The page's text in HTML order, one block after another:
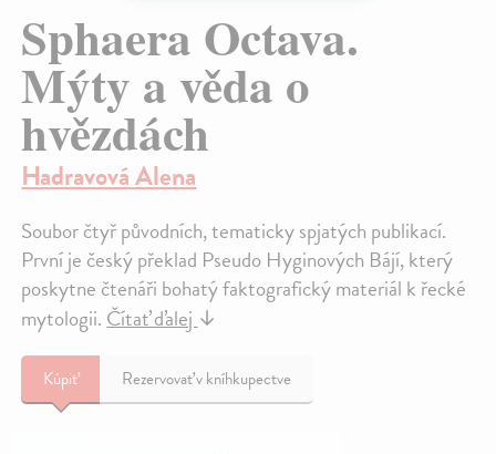
Sphaera Octava.
Mýty a věda o
hvězdách
Hadravová Alena
Soubor čtyř původních, tematicky spjatých publikací.
První je český překlad Pseudo Hyginových Bájí, který
poskytne čtenáři bohatý faktografický materiál k řecké
mytologii.Čítať ďalej↓
Kúpiť Rezervovať v kníhkupectve